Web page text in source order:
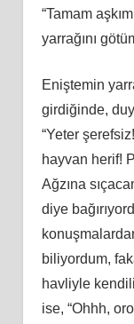
“Tamam
yarrağını
Eniştemin
girdiğinde,
“Yeter
hayvan herif!
Ağzına
diye
biliyordum,
havliyle
ise, “Ohhh,